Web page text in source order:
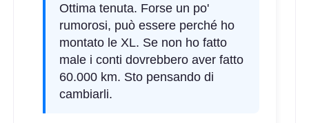
B
Ottima tenuta. Forse un po'
rumorosi, può essere perché ho
montato le XL. Se non ho fatto
male i conti dovrebbero aver fatto
60.000 km. Sto pensando di
cambiarli.